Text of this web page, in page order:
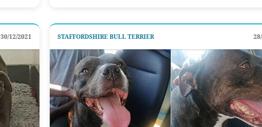
30/12/2021 STAFFORDSHIRE BULL TERRIER